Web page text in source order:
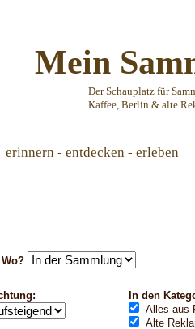
Mein
Der Schauplatz für
Kaffee, Berlin & alte
erinnern - entdecken - erleben
Wo?
In den
Alles aus
Alte